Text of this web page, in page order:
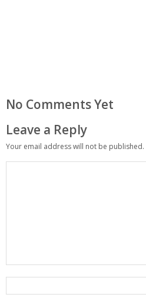
No Comments Yet
Leave a Reply
Your email address will not be published.